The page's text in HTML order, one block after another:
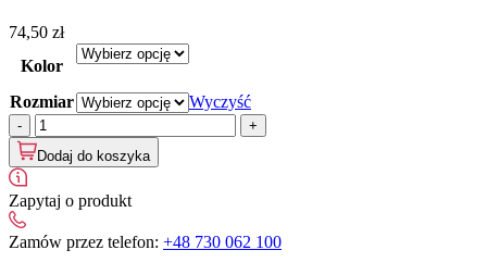
74,50 zł
Kolor
Rozmiar
Wyczyść
ilość
Trzewiki
bezpieczne
BRNO
S3
FO
SR
Dodaj do koszyka
Zapytaj o produkt
Zamów przez telefon: +48 730 062 100